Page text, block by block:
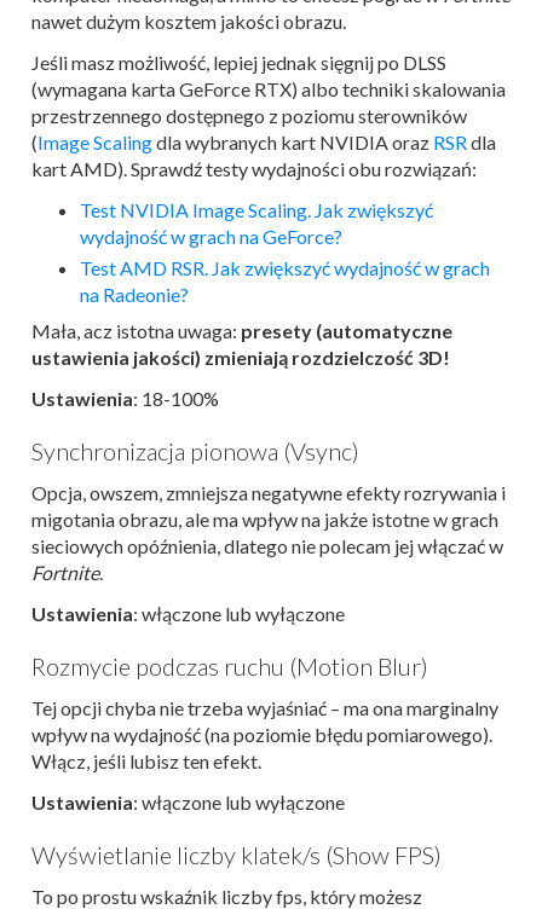
nawet dużym kosztem jakości obrazu.
Jeśli masz możliwość, lepiej jednak sięgnij po DLSS
(wymagana karta GeForce RTX) albo techniki skalowania
przestrzennego dostępnego z poziomu sterowników
(Image Scalingdla wybranych kart NVIDIA oraz RSRdla
kart AMD). Sprawdź testy wydajności obu rozwiązań:
Test NVIDIA Image Scaling. Jak zwiększyć
wydajność w grach na GeForce?
Test AMD RSR. Jak zwiększyć wydajność w grach
na Radeonie?
Mała, acz istotna uwaga: presety (automatyczne
ustawienia jakości) zmieniają rozdzielczość 3D!
Ustawienia: 18-100%
Synchronizacja pionowa (Vsync)
Opcja, owszem, zmniejsza negatywne efekty rozrywania i
migotania obrazu, ale ma wpływ na jakże istotne w grach
sieciowych opóźnienia, dlatego nie polecam jej włączać w
Fortnite.
Ustawienia: włączone lub wyłączone
Rozmycie podczas ruchu (Motion Blur)
Tej opcji chyba nie trzeba wyjaśniać – ma ona marginalny
wpływ na wydajność (na poziomie błędu pomiarowego).
Włącz, jeśli lubisz ten efekt.
Ustawienia: włączone lub wyłączone
Wyświetlanie liczby klatek/s (Show FPS)
To po prostu wskaźnik liczby fps, który możesz